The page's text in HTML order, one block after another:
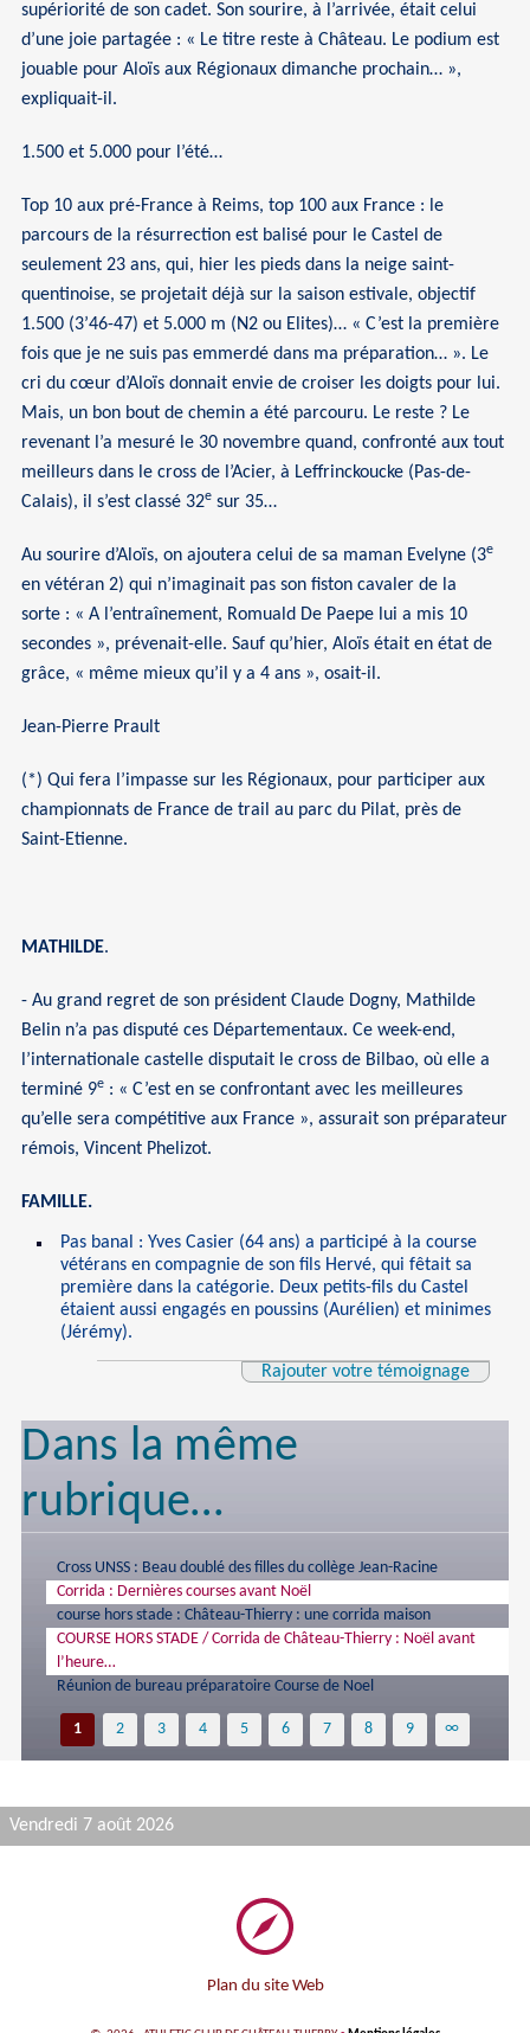
supériorité de son cadet. Son sourire, à l’arrivée, était celui
d’une joie partagée : « Le titre reste à Château. Le podium est
jouable pour Aloïs aux Régionaux dimanche prochain… »,
expliquait-il.
1.500 et 5.000 pour l’été…
Top 10 aux pré-France à Reims, top 100 aux France : le
parcours de la résurrection est balisé pour le Castel de
seulement 23 ans, qui, hier les pieds dans la neige saint-
quentinoise, se projetait déjà sur la saison estivale, objectif
1.500 (3’46-47) et 5.000 m (N2 ou Elites)… « C’est la première
fois que je ne suis pas emmerdé dans ma préparation… ». Le
cri du cœur d’Aloïs donnait envie de croiser les doigts pour lui.
Mais, un bon bout de chemin a été parcouru. Le reste ? Le
revenant l’a mesuré le 30 novembre quand, confronté aux tout
meilleurs dans le cross de l’Acier, à Leffrinckoucke (Pas-de-
Calais), il s’est classé 32e sur 35…
Au sourire d’Aloïs, on ajoutera celui de sa maman Evelyne (3e
en vétéran 2) qui n’imaginait pas son fiston cavaler de la
sorte : « A l’entraînement, Romuald De Paepe lui a mis 10
secondes », prévenait-elle. Sauf qu’hier, Aloïs était en état de
grâce, « même mieux qu’il y a 4 ans », osait-il.
Jean-Pierre Prault
(*) Qui fera l’impasse sur les Régionaux, pour participer aux
championnats de France de trail au parc du Pilat, près de
Saint-Etienne.
MATHILDE.
- Au grand regret de son président Claude Dogny, Mathilde
Belin n’a pas disputé ces Départementaux. Ce week-end,
l’internationale castelle disputait le cross de Bilbao, où elle a
terminé 9e : « C’est en se confrontant avec les meilleures
qu’elle sera compétitive aux France », assurait son préparateur
rémois, Vincent Phelizot.
FAMILLE.
Pas banal : Yves Casier (64 ans) a participé à la course
vétérans en compagnie de son fils Hervé, qui fêtait sa
première dans la catégorie. Deux petits-fils du Castel
étaient aussi engagés en poussins (Aurélien) et minimes
(Jérémy).
Rajouter votre témoignage
Dans la même
rubrique…
Cross UNSS : Beau doublé des filles du collège Jean-Racine
Corrida : Dernières courses avant Noël
course hors stade : Château-Thierry : une corrida maison
COURSE HORS STADE / Corrida de Château-Thierry : Noël avant
l’heure…
Réunion de bureau préparatoire Course de Noel
1 2 3 4 5 6 7 8 9 ∞
Vendredi 7 août 2026
Plan du site Web